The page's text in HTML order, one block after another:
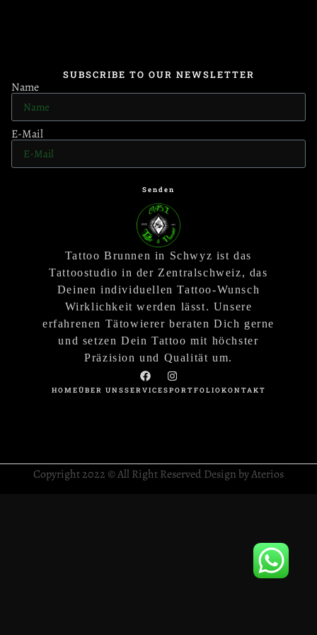
SUBSCRIBE TO OUR NEWSLETTER
Name
E-Mail
Senden
Tattoo Brunnen in Schwyz ist das
Tattoostudio in der Zentralschweiz, das
Deinen individuellen Tattoo-Wunsch
Wirklichkeit werden lässt. Unsere
erfahrenen Tätowierer beraten Dich gerne
und setzen Dein Tattoo mit höchster
Präzision und Qualität um.
HOMEÜBER UNSSERVICESPORTFOLIOKONTAKT
Copyright 2022 © All Right Reserved Design by Aterios